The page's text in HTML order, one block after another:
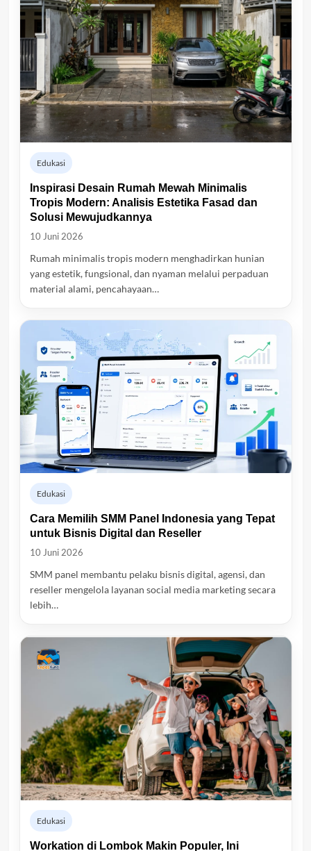
Edukasi
Inspirasi Desain Rumah Mewah Minimalis
Tropis Modern: Analisis Estetika Fasad dan
Solusi Mewujudkannya
10 Juni 2026
Rumah minimalis tropis modern menghadirkan hunian
yang estetik, fungsional, dan nyaman melalui perpaduan
material alami, pencahayaan…
Edukasi
Cara Memilih SMM Panel Indonesia yang Tepat
untuk Bisnis Digital dan Reseller
10 Juni 2026
SMM panel membantu pelaku bisnis digital, agensi, dan
reseller mengelola layanan social media marketing secara
lebih…
Edukasi
Workation di Lombok Makin Populer, Ini